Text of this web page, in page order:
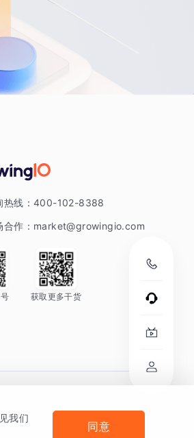
热线： 400-102-8388
合作： market@growingio.com
获取更多干货
法律声明及隐私条款
我们
同意